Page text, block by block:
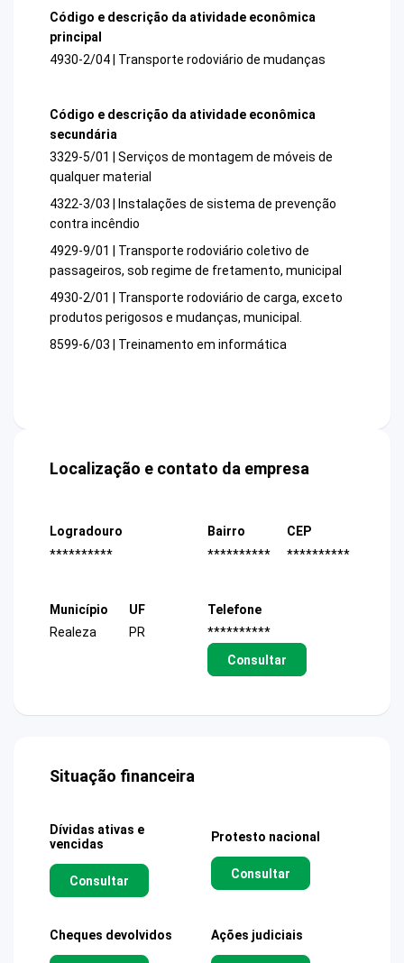
Código e descrição da atividade econômica
principal
4930-2/04 | Transporte rodoviário de mudanças
Código e descrição da atividade econômica
secundária
3329-5/01 | Serviços de montagem de móveis de
qualquer material
4322-3/03 | Instalações de sistema de prevenção
contra incêndio
4929-9/01 | Transporte rodoviário coletivo de
passageiros, sob regime de fretamento, municipal
4930-2/01 | Transporte rodoviário de carga, exceto
produtos perigosos e mudanças, municipal.
8599-6/03 | Treinamento em informática
Localização e contato da empresa
Logradouro
**********
Bairro
**********
CEP
**********
Município
Realeza
UF
PR
Telefone
**********
Consultar
Situação financeira
Dívidas ativas e
vencidas
Consultar
Protesto nacional
Consultar
Cheques devolvidos Ações judiciais